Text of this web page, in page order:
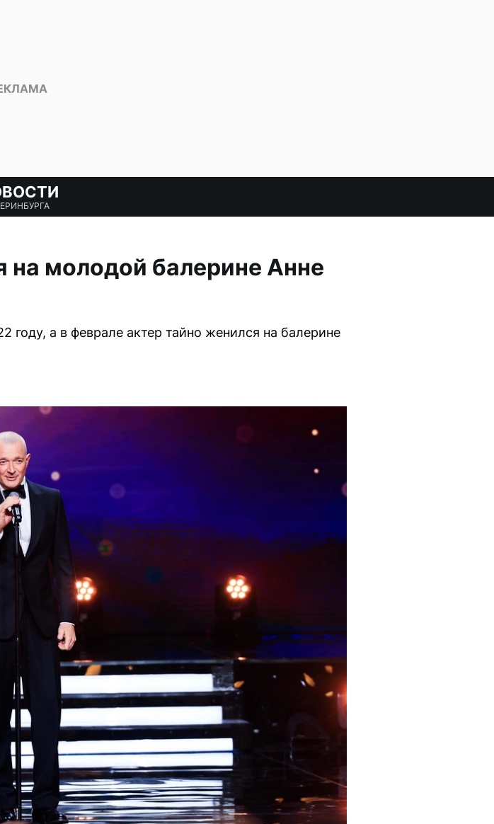
на молодой балерине Анне
году, а в феврале актер тайно женился на балерине